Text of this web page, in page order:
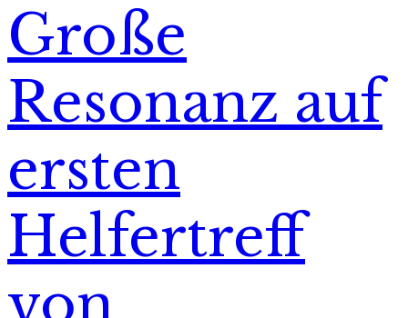
Große
Resonanz auf
ersten
Helfertreff
von